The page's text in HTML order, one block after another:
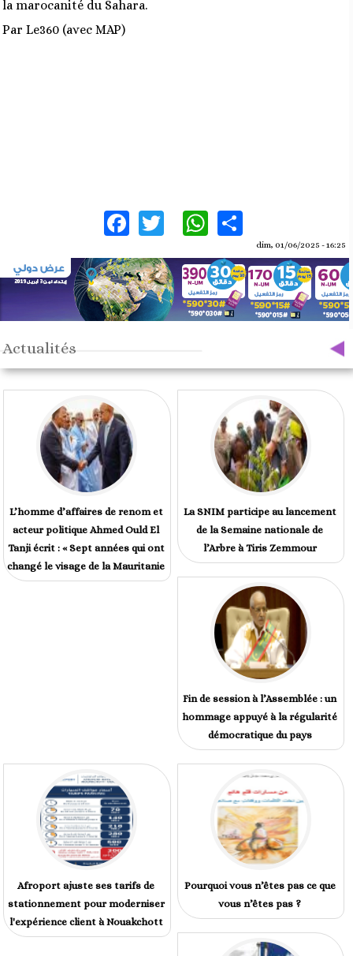
la marocanité du Sahara.
Par Le360 (avec MAP)
Facebook
TwitterWhatsApp
Share
dim, 01/06/2025 - 16:25
Actualités
L’homme d’affaires de renom et
acteur politique Ahmed Ould El
Tanji écrit : « Sept années qui ont
changé le visage de la Mauritanie
La SNIM participe au lancement
de la Semaine nationale de
l’Arbre à Tiris Zemmour
Fin de session à l’Assemblée : un
hommage appuyé à la régularité
démocratique du pays
Afroport ajuste ses tarifs de
stationnement pour moderniser
l'expérience client à Nouakchott
Pourquoi vous n’êtes pas ce que
vous n’êtes pas ?